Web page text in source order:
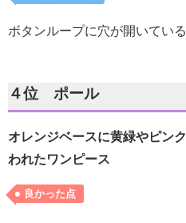
ボタンループに穴が開いている
４位 ポール
オレンジベースに黄緑やピン
われたワンピース
良かった点